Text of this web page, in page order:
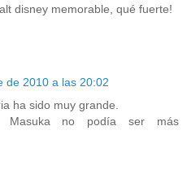
disney memorable, qué fuerte!
de 2010 a las 20:02
ha sido muy grande.
no podía ser más